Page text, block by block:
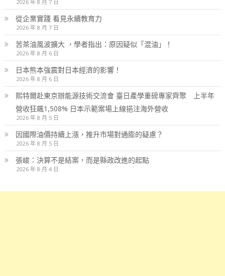
2026 年 8 月 7 日
從企業實踐 看見永續教育力
2026 年 8 月 7 日
苦茶油風波擴大 ，學者指出：原因疑似「混油」！
2026 年 8 月 6 日
日本熊本強震對日本經濟的影響！
2026 年 8 月 6 日
熙特爾赴東京辦能源技術交流會 臺日產學重磅專家齊聚 上半年
營收狂飆1,508% 日本示範案場上線挹注海外營收
2026 年 8 月 5 日
因國際油價持續上漲，推升市場對通膨的疑慮？
2026 年 8 月 5 日
張峻：決算不是結案，而是縣政改進的起點
2026 年 8 月 4 日